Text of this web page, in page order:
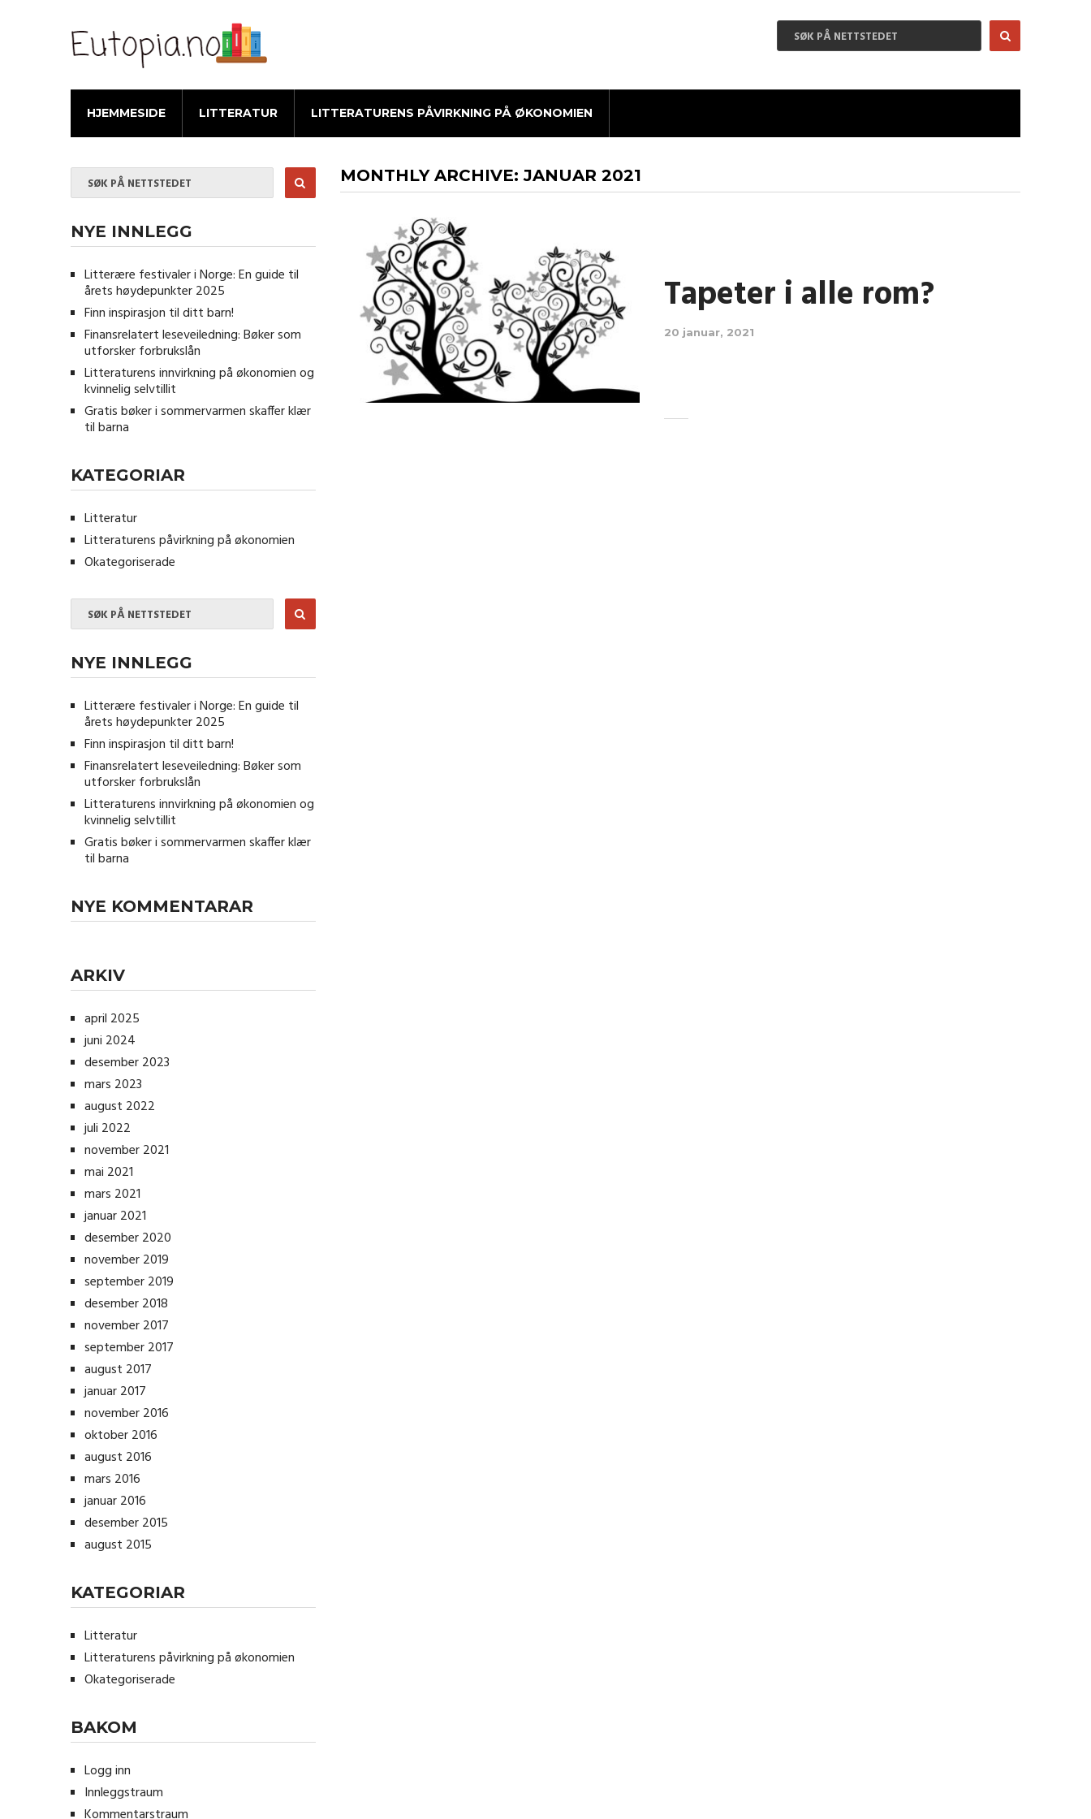
HJEMMESIDE LITTERATUR LITTERATURENS PÅVIRKNING PÅ ØKONOMIEN
MONTHLY ARCHIVE: JANUAR 2021
Tapeter i alle rom?
20 januar, 2021
NYE INNLEGG
Litterære festivaler i Norge: En guide til
årets høydepunkter 2025
Finn inspirasjon til ditt barn!
Finansrelatert leseveiledning: Bøker som
utforsker forbrukslån
Litteraturens innvirkning på økonomien og
kvinnelig selvtillit
Gratis bøker i sommervarmen skaffer klær
til barna
KATEGORIAR
Litteratur
Litteraturens påvirkning på økonomien
Okategoriserade
NYE INNLEGG
Litterære festivaler i Norge: En guide til
årets høydepunkter 2025
Finn inspirasjon til ditt barn!
Finansrelatert leseveiledning: Bøker som
utforsker forbrukslån
Litteraturens innvirkning på økonomien og
kvinnelig selvtillit
Gratis bøker i sommervarmen skaffer klær
til barna
NYE KOMMENTARAR
ARKIV
april 2025
juni 2024
desember 2023
mars 2023
august 2022
juli 2022
november 2021
mai 2021
mars 2021
januar 2021
desember 2020
november 2019
september 2019
desember 2018
november 2017
september 2017
august 2017
januar 2017
november 2016
oktober 2016
august 2016
mars 2016
januar 2016
desember 2015
august 2015
KATEGORIAR
Litteratur
Litteraturens påvirkning på økonomien
Okategoriserade
BAKOM
Logg inn
Innleggstraum